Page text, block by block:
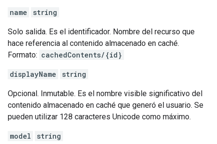
name string
Solo salida. Es el identificador. Nombre del recurso que
hace referencia al contenido almacenado en caché.
Formato: cachedContents/{id}
displayName string
Opcional. Inmutable. Es el nombre visible significativo del
contenido almacenado en caché que generó el usuario. Se
pueden utilizar 128 caracteres Unicode como máximo.
model string